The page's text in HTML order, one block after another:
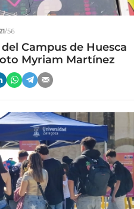
/56
Campus de Huesca
Myriam Martínez